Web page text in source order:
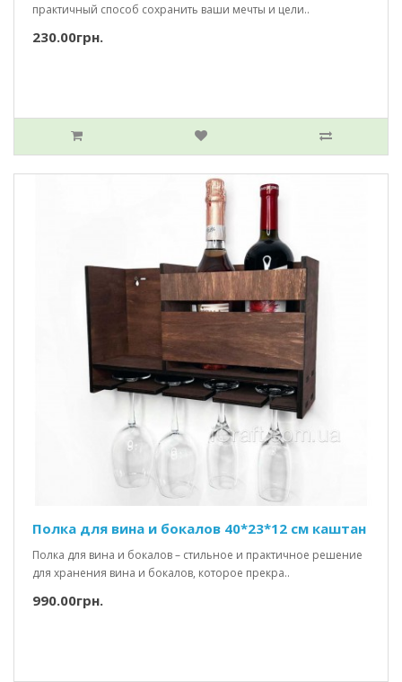
практичный способ сохранить ваши мечты и цели..
230.00грн.
Полка для вина и бокалов 40*23*12 см каштан
Полка для вина и бокалов – стильное и практичное решение
для хранения вина и бокалов, которое прекра..
990.00грн.